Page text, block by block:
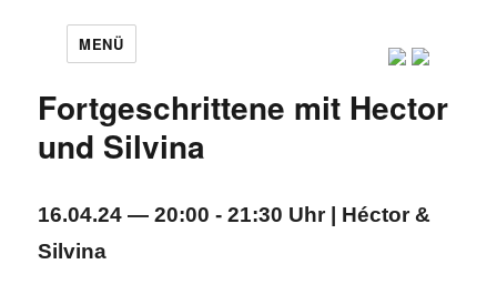
MENÜ
Fortgeschrittene mit Hector
und Silvina
16.04.24 — 20:00 - 21:30 Uhr | Héctor &
Silvina